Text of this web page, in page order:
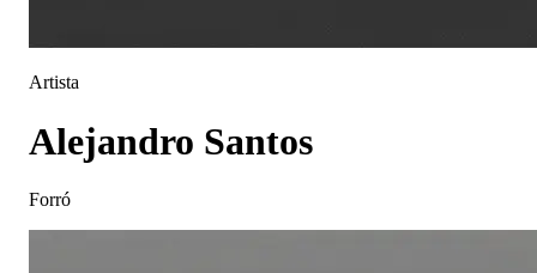
Artista
Alejandro Santos
Forró